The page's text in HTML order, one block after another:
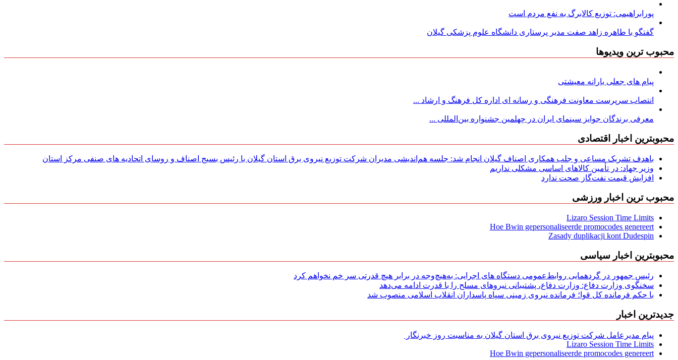
پورابراهیمی: توزیع کالابرگ به نفع مردم است
گفتگو با طاهره زاهد صفت مدیر پرستاری دانشگاه علوم پزشکی گیلان
محبوب ترین ویدیوها
پیام های جعلی یارانه معیشتی
انتصاب سرپرست معاونت فرهنگی و رسانه ای اداره کل فرهنگ و ارشاد ...
معرفی برندگان جوایز سینمای ایران در چهلمین جشنواره بین‌المللی ...
محبوبترین اخبار اقتصادی
باهدف تشریک مساعی و جلب همکاری اصناف گیلان انجام شد: جلسه هم‌اندیشی مدیران شركت توزیع نیروی برق استان گیلان با رئیس بسیج اصناف و روسای اتحادیه های صنفی مركز استان
وزیر جهاد: در تأمین کالاهای اساسی مشکلی نداریم
افزایش قیمت نفت‌گاز صحت ندارد
محبوب ترین اخبار ورزشی
Lizaro Session Time Limits
Hoe Bwin gepersonaliseerde promocodes genereert
Zasady duplikacji kont Dudespin
محبوبترین اخبار سیاسی
رئیس جمهور در گردهمایی روابط‌عمومی دستگاه های اجرایی: به‌هیچ‌وجه در برابر هیچ قدرتی سر خم نخواهم کرد
سخنگوی وزارت دفاع: وزارت دفاع، پشتیبانی نیرو‌های مسلح را با قدرت ادامه می‌دهد
با حکم فرمانده کل قوا؛ فرمانده نیروی زمینی سپاه پاسداران انقلاب اسلامی منصوب شد
جدیدترین اخبار
پیام مدیرعامل شركت توزیع نیروی برق استان گیلان به مناسبت روز خبرنگار ‌
Lizaro Session Time Limits
Hoe Bwin gepersonaliseerde promocodes genereert